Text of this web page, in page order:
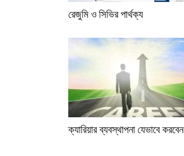
রেজুমি ও সিভির পার্থক্য
ক্যারিয়ার ব্যবস্থাপনা যেভাবে করবেন